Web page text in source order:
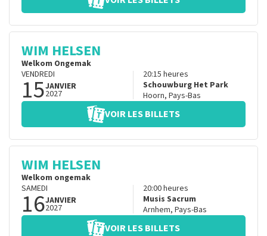
WIM HELSEN
Welkom Ongemak
VENDREDI
15JANVIER
2027
20:15 heures
Schouwburg Het Park
Hoorn, Pays-Bas
VOIR LES BILLETS
WIM HELSEN
Welkom ongemak
SAMEDI
16JANVIER
2027
20:00heures
Musis Sacrum
Arnhem, Pays-Bas
VOIR LES BILLETS